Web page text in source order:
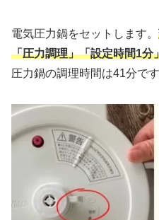
電気圧力鍋をセットします。
「圧力調理」「設定時間1分
圧力鍋の調理時間は41分です